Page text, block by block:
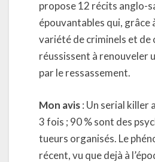
propose 12 récits anglo-
épouvantables qui, grâce
variété de criminels et de
réussissent à renouveler
par le ressassement.
Mon avis: Un serial killer
3 fois ; 90 % sont des
tueurs organisés. Le
récent, vu que dejà à